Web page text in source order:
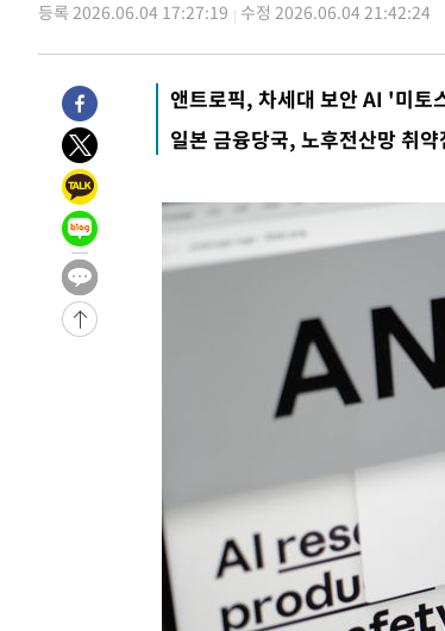
-25923초 전 >선재도서 해루질 나섰다 실종 60대, 닷새 만
-23457초 전 >남자 농구, 나고야 아시안게임서 '홈팀' 일
-22833초 전 >
여수 오동도 해상서 모터보트 전복…1명 사
-19060초 전 >
극한폭염 한풀 꺾이지만…'낮 최고 35도' 무
주 날씨]
-16078초 전 >
축구협회 "압수수색·성접대 논란 사과…쇄
-14595초 전 >
송"
-3216초 전 >
'최고 37도' 폭염 지속…강원동해안 최대
1시간 전 >
[속보]뉴욕증시 상승 마감…S&P 0.6% 나스닥
등록 2026.06.04 17:27:19 수정 2026.06.04 21:42:24
앤트로픽, 차세대 보안 AI '미토
일본 금융당국, 노후전산망 취